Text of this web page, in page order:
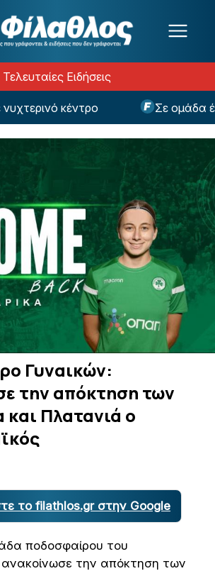
Τελευταίες Ειδήσεις
κέντρο Σε ομάδα
Γυναικών:
την απόκτηση των
και Πλατανιά ο
το filathlos.gr στην Google
ποδοσφαίρου του
την απόκτηση των